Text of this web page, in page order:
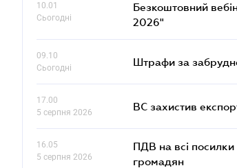
10.01
Сьогодні
Безкоштовний
2026"
09.10
Сьогодні
Штрафи за
17.00
5 серпня 2026
ВС захистив
16.05
5 серпня 2026
ПДВ на всі посилки
громадян